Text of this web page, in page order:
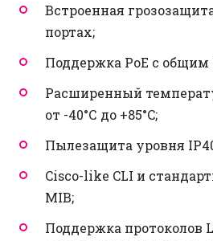
Встроенная
портах;
Поддержка PoE c
Расширенный
от -40°С до +85°C;
Пылезащита уровня
Cisco-like CLI и
MIB;
Поддержка протоколов